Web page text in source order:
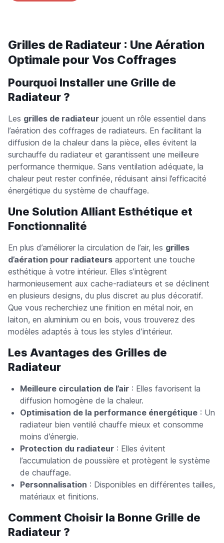
Grilles de Radiateur : Une Aération
Optimale pour Vos Coffrages
Pourquoi Installer une Grille de
Radiateur ?
Les grilles de radiateur jouent un rôle essentiel dans
l’aération des coffrages de radiateurs. En facilitant la
diffusion de la chaleur dans la pièce, elles évitent la
surchauffe du radiateur et garantissent une meilleure
performance thermique. Sans ventilation adéquate, la
chaleur peut rester confinée, réduisant ainsi l’efficacité
énergétique du système de chauffage.
Une Solution Alliant Esthétique et
Fonctionnalité
En plus d’améliorer la circulation de l’air, les grilles
d’aération pour radiateurs apportent une touche
esthétique à votre intérieur. Elles s’intègrent
harmonieusement aux cache-radiateurs et se déclinent
en plusieurs designs, du plus discret au plus décoratif.
Que vous recherchiez une finition en métal noir, en
laiton, en aluminium ou en bois, vous trouverez des
modèles adaptés à tous les styles d’intérieur.
Les Avantages des Grilles de
Radiateur
Meilleure circulation de l’air : Elles favorisent la
diffusion homogène de la chaleur.
Optimisation de la performance énergétique : Un
radiateur bien ventilé chauffe mieux et consomme
moins d’énergie.
Protection du radiateur : Elles évitent
l’accumulation de poussière et protègent le système
de chauffage.
Personnalisation : Disponibles en différentes tailles,
matériaux et finitions.
Comment Choisir la Bonne Grille de
Radiateur ?